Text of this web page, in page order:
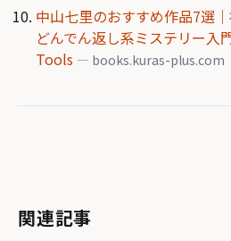
中山七里のおすすめ作品7選
どんでん返し系ミステリー入
Tools — books.kuras-plus.com
関連記事